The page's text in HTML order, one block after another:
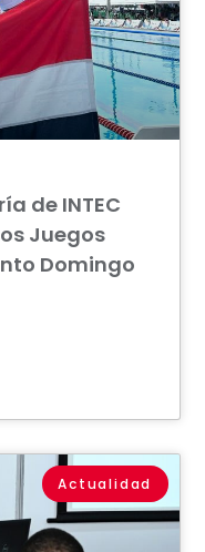
de INTEC
Juegos
Domingo
Actualidad